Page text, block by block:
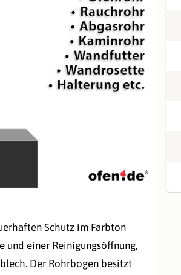
Schutz im Farbton
und einer Reinigungsöffnung,
Der Rohrbogen besitzt